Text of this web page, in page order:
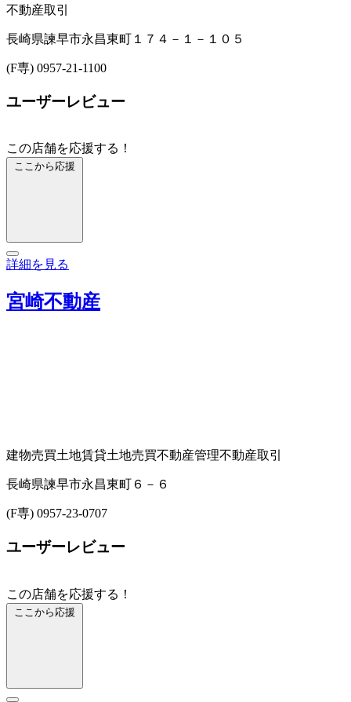
不動産取引
長崎県諫早市永昌東町１７４－１－１０５
(F専) 0957-21-1100
ユーザーレビュー
この店舗を応援する！
ここから応援
詳細を見る
宮崎不動産
建物売買土地賃貸土地売買不動産管理不動産取引
長崎県諫早市永昌東町６－６
(F専) 0957-23-0707
ユーザーレビュー
この店舗を応援する！
ここから応援